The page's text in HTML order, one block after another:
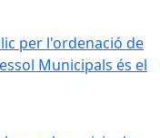
per l'ordenació de
Municipals és el